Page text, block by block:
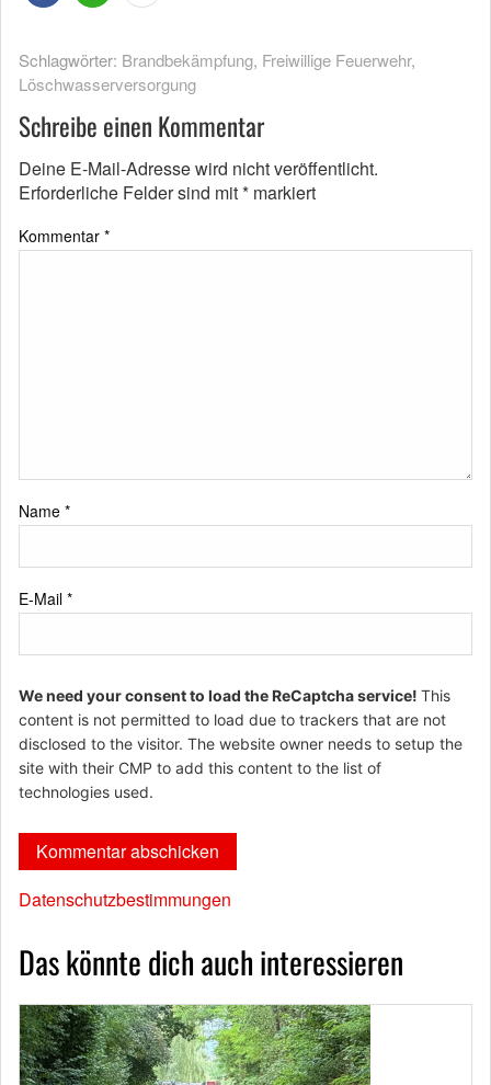
Schlagwörter: Brandbekämpfung, Freiwillige Feuerwehr,
Löschwasserversorgung
Schreibe einen Kommentar
Deine E-Mail-Adresse wird nicht veröffentlicht.
Erforderliche Felder sind mit* markiert
Kommentar *
Name *
E-Mail *
We need your consent to load the ReCaptcha service! This
content is not permitted to load due to trackers that are not
disclosed to the visitor. The website owner needs to setup the
site with their CMP to add this content to the list of
technologies used.
Datenschutzbestimmungen
Das könnte dich auch interessieren